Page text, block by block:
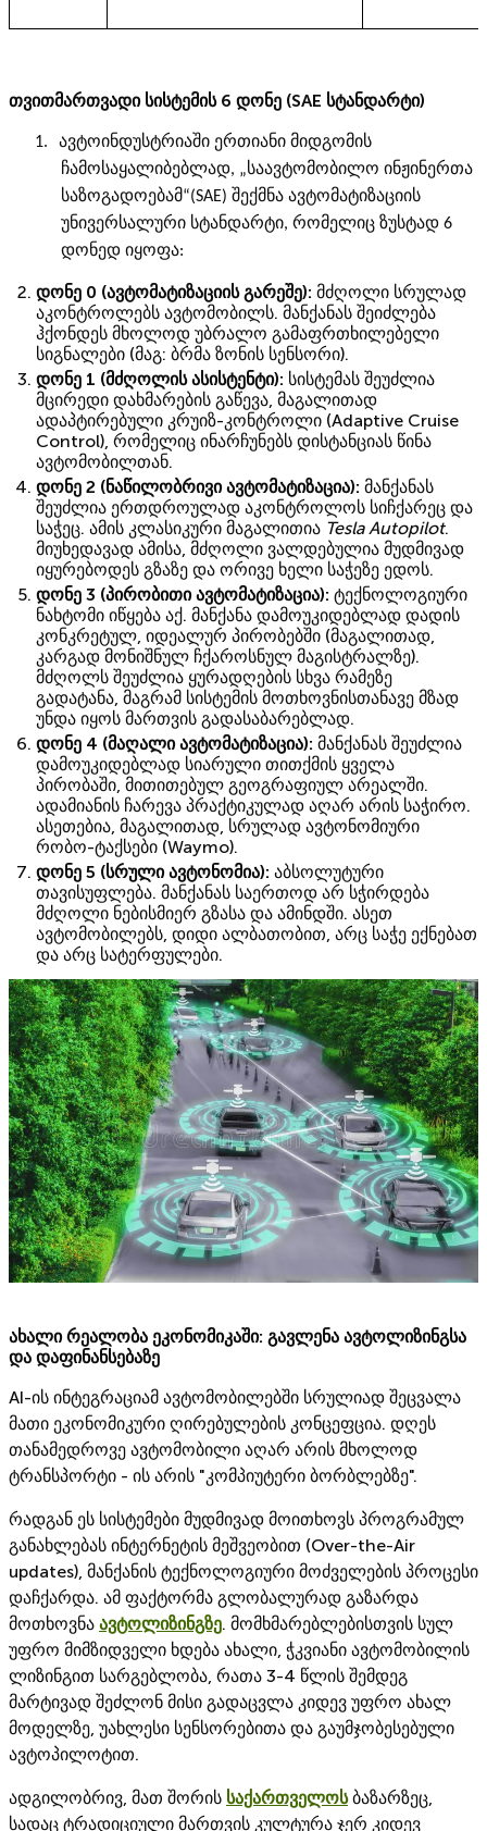
თვითმართვადი სისტემის 6 დონე (SAE სტანდარტი)
1.
ავტოინდუსტრიაში ერთიანი მიდგომის
ჩამოსაყალიბებლად, „საავტომობილო ინჟინერთა
საზოგადოებამ“(SAE) შექმნა ავტომატიზაციის
უნივერსალური სტანდარტი, რომელიც ზუსტად 6
დონედ იყოფა:
დონე 0 (ავტომატიზაციის გარეშე): მძღოლი სრულად
აკონტროლებს ავტომობილს. მანქანას შეიძლება
ჰქონდეს მხოლოდ უბრალო გამაფრთხილებელი
სიგნალები (მაგ: ბრმა ზონის სენსორი).
დონე 1 (მძღოლის ასისტენტი): სისტემას შეუძლია
მცირედი დახმარების გაწევა, მაგალითად
ადაპტირებული კრუიზ-კონტროლი (Adaptive Cruise
Control), რომელიც ინარჩუნებს დისტანციას წინა
ავტომობილთან.
დონე 2 (ნაწილობრივი ავტომატიზაცია): მანქანას
შეუძლია ერთდროულად აკონტროლოს სიჩქარეც და
საჭეც. ამის კლასიკური მაგალითია Tesla Autopilot.
მიუხედავად ამისა, მძღოლი ვალდებულია მუდმივად
იყურებოდეს გზაზე და ორივე ხელი საჭეზე ედოს.
დონე 3 (პირობითი ავტომატიზაცია): ტექნოლოგიური
ნახტომი იწყება აქ. მანქანა დამოუკიდებლად დადის
კონკრეტულ, იდეალურ პირობებში (მაგალითად,
კარგად მონიშნულ ჩქაროსნულ მაგისტრალზე).
მძღოლს შეუძლია ყურადღების სხვა რამეზე
გადატანა, მაგრამ სისტემის მოთხოვნისთანავე მზად
უნდა იყოს მართვის გადასაბარებლად.
დონე 4 (მაღალი ავტომატიზაცია): მანქანას შეუძლია
დამოუკიდებლად სიარული თითქმის ყველა
პირობაში, მითითებულ გეოგრაფიულ არეალში.
ადამიანის ჩარევა პრაქტიკულად აღარ არის საჭირო.
ასეთებია, მაგალითად, სრულად ავტონომიური
რობო-ტაქსები (Waymo).
დონე 5 (სრული ავტონომია): აბსოლუტური
თავისუფლება. მანქანას საერთოდ არ სჭირდება
მძღოლი ნებისმიერ გზასა და ამინდში. ასეთ
ავტომობილებს, დიდი ალბათობით, არც საჭე ექნებათ
და არც სატერფულები.
ახალი რეალობა ეკონომიკაში: გავლენა ავტოლიზინგსა
და დაფინანსებაზე
AI-ის ინტეგრაციამ ავტომობილებში სრულიად შეცვალა
მათი ეკონომიკური ღირებულების კონცეფცია. დღეს
თანამედროვე ავტომობილი აღარ არის მხოლოდ
ტრანსპორტი - ის არის "კომპიუტერი ბორბლებზე".
რადგან ეს სისტემები მუდმივად მოითხოვს პროგრამულ
განახლებას ინტერნეტის მეშვეობით (Over-the-Air
updates), მანქანის ტექნოლოგიური მოძველების პროცესი
დაჩქარდა. ამ ფაქტორმა გლობალურად გაზარდა
მოთხოვნა ავტოლიზინგზე. მომხმარებლებისთვის სულ
უფრო მიმზიდველი ხდება ახალი, ჭკვიანი ავტომობილის
ლიზინგით სარგებლობა, რათა 3-4 წლის შემდეგ
მარტივად შეძლონ მისი გადაცვლა კიდევ უფრო ახალ
მოდელზე, უახლესი სენსორებითა და გაუმჯობესებული
ავტოპილოტით.
ადგილობრივ, მათ შორის საქართველოსბაზარზეც,
სადაც ტრადიციული მართვის კულტურა ჯერ კიდევ